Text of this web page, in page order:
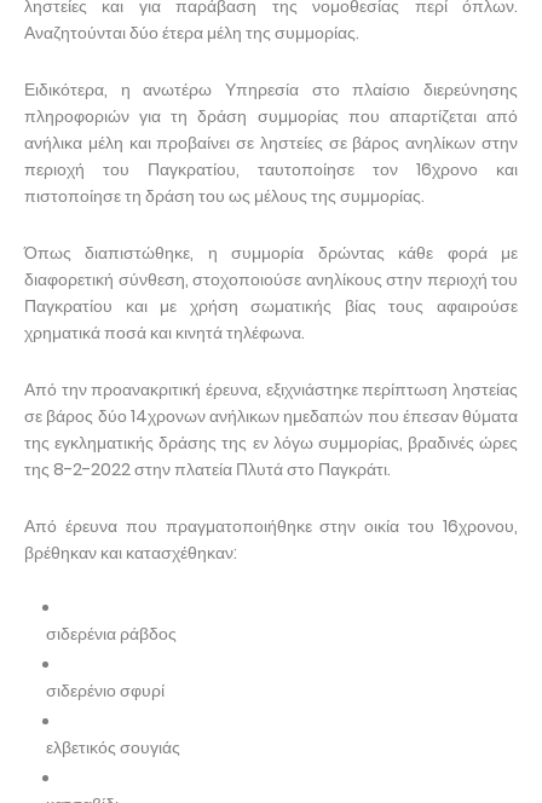
ληστείες και για παράβαση της νομοθεσίας περί όπλων.
Αναζητούνται δύο έτερα μέλη της συμμορίας.
Ειδικότερα, η ανωτέρω Υπηρεσία στο πλαίσιο διερεύνησης
πληροφοριών για τη δράση συμμορίας που απαρτίζεται από
ανήλικα μέλη και προβαίνει σε ληστείες σε βάρος ανηλίκων στην
περιοχή του Παγκρατίου, ταυτοποίησε τον 16χρονο και
πιστοποίησε τη δράση του ως μέλους της συμμορίας.
Όπως διαπιστώθηκε, η συμμορία δρώντας κάθε φορά με
διαφορετική σύνθεση, στοχοποιούσε ανηλίκους στην περιοχή του
Παγκρατίου και με χρήση σωματικής βίας τους αφαιρούσε
χρηματικά ποσά και κινητά τηλέφωνα.
Από την προανακριτική έρευνα, εξιχνιάστηκε περίπτωση ληστείας
σε βάρος δύο 14χρονων ανήλικων ημεδαπών που έπεσαν θύματα
της εγκληματικής δράσης της εν λόγω συμμορίας, βραδινές ώρες
της 8-2-2022 στην πλατεία Πλυτά στο Παγκράτι.
Από έρευνα που πραγματοποιήθηκε στην οικία του 16χρονου,
βρέθηκαν και κατασχέθηκαν:
σιδερένια ράβδος
σιδερένιο σφυρί
ελβετικός σουγιάς